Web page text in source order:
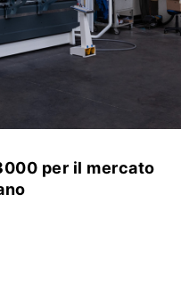
per il mercato